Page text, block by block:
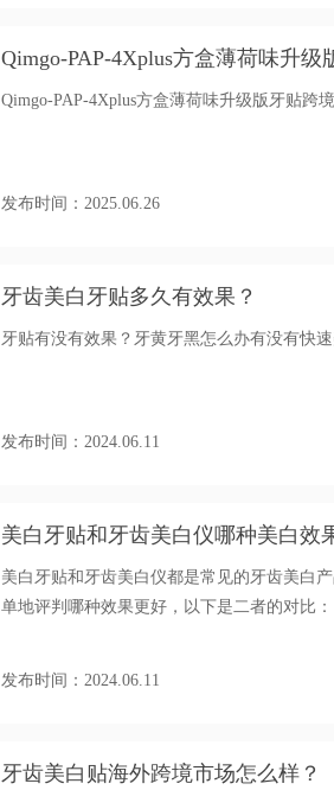
Qimgo-PAP-4Xplus方盒薄荷味升级
Qimgo-PAP-4Xplus方盒薄荷味升级版牙贴跨
发布时间：2025.06.26
牙齿美白牙贴多久有效果？
牙贴有没有效果？牙黄牙黑怎么办有没有快
发布时间：2024.06.11
美白牙贴和牙齿美白仪哪种美白效
美白牙贴和牙齿美白仪都是常见的牙齿美白
单地评判哪种效果更好，以下是二者的对比：
发布时间：2024.06.11
牙齿美白贴海外跨境市场怎么样？